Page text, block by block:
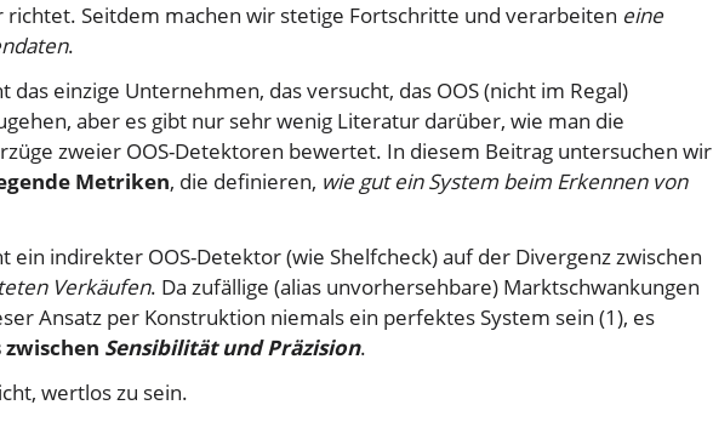
richtet. Seitdem machen wir stetige Fortschritte und verarbeiten eine
.
das einzige Unternehmen, das versucht, das OOS (nicht im Regal)
aber es gibt nur sehr wenig Literatur darüber, wie man die
zweier OOS-Detektoren bewertet. In diesem Beitrag untersuchen wir
Metriken, die definieren, wie gut ein System beim Erkennen von
ein indirekter OOS-Detektor (wie Shelfcheck) auf der Divergenz zwischen
Verkäufen. Da zufällige (alias unvorhersehbare) Marktschwankungen
Ansatz per Konstruktion niemals ein perfektes System sein (1), es
Sensibilität und Präzision.
wertlos zu sein.